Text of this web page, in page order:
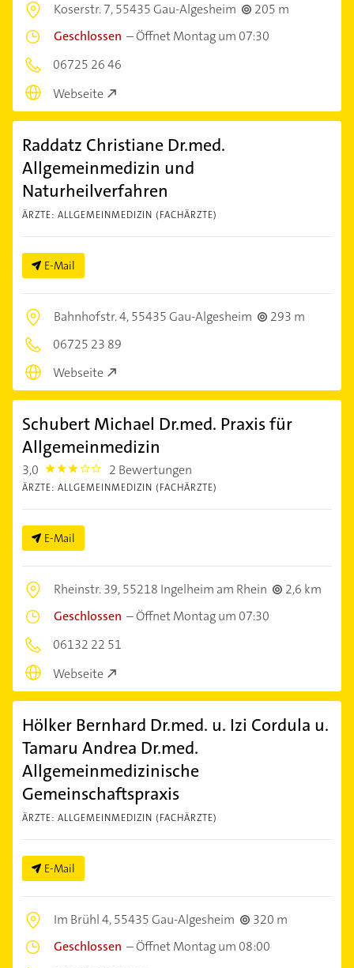
Koserstr. 7,55435 Gau-Algesheim
205 m
Geschlossen –Öffnet Montag um 07:30
06725 26 46
Webseite
Raddatz Christiane Dr.med.
Allgemeinmedizin und
Naturheilverfahren
ÄRZTE: ALLGEMEINMEDIZIN (FACHÄRZTE)
E-Mail
Bahnhofstr. 4,55435 Gau-Algesheim
293 m
06725 23 89
Webseite
Schubert Michael Dr.med. Praxis für
Allgemeinmedizin
3,0 3.0 2 Bewertungen
ÄRZTE: ALLGEMEINMEDIZIN (FACHÄRZTE)
E-Mail
Rheinstr. 39,55218 Ingelheim am Rhein
2,6 km
Geschlossen –Öffnet Montag um 07:30
06132 22 51
Webseite
Hölker Bernhard Dr.med. u. Izi Cordula u.
Tamaru Andrea Dr.med.
Allgemeinmedizinische
Gemeinschaftspraxis
ÄRZTE: ALLGEMEINMEDIZIN (FACHÄRZTE)
E-Mail
Im Brühl 4,55435 Gau-Algesheim
320 m
Geschlossen –Öffnet Montag um 08:00